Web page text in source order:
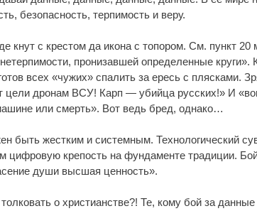
безопасность, терпимость и веру.
кнут с крестом да икона с топором. См. пункт
пронизавшей определенные
всех «чужих» спалить за ересь с плясками.
цели дронам ВСУ! Карп — убийца русских!» И
или смерть». Вот ведь бред, однако…
быть жестким и системным. Технологический
цифровую крепость на фундаменте традиции.
души высшая ценность».
о христианстве?! Те, кому бой за